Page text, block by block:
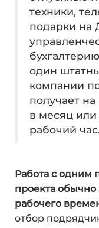
техники,
подарки на
один
компании
получает на
в месяц или
рабочий час.
Работа с одним
проекта обычно
рабочего
отбор